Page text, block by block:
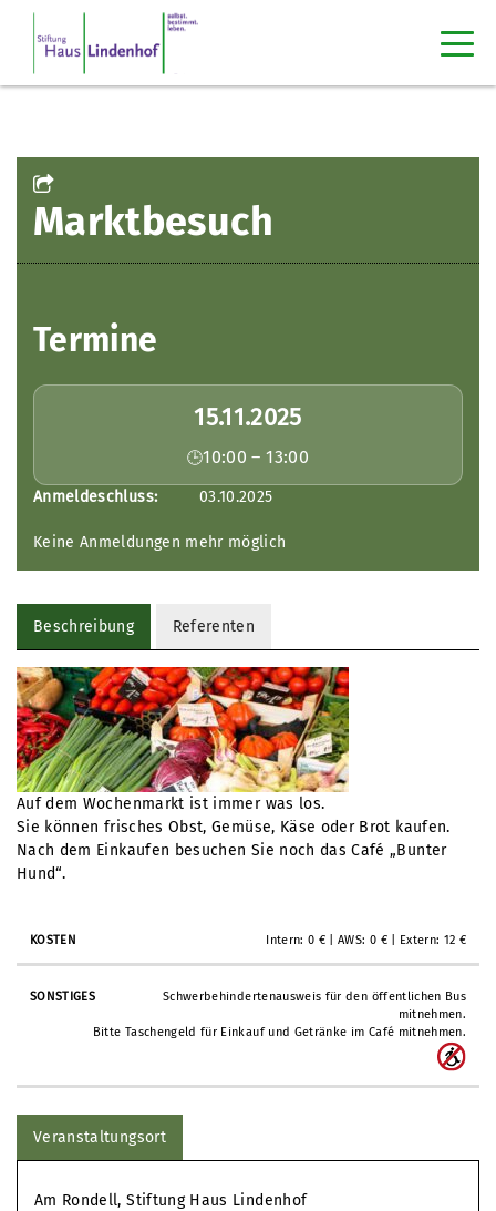
Marktbesuch
Termine
15.11.2025
10:00 – 13:00
Anmeldeschluss: 03.10.2025
Keine Anmeldungen mehr möglich
Beschreibung Referenten
Auf dem Wochenmarkt ist immer was los.
Sie können frisches Obst, Gemüse, Käse oder Brot kaufen.
Nach dem Einkaufen besuchen Sie noch das Café „Bunter
Hund“.
Intern: 0 € | AWS: 0 € | Extern: 12 €
Schwerbehindertenausweis für den öffentlichen Bus
mitnehmen.
Bitte Taschengeld für Einkauf und Getränke im Café mitnehmen.
Veranstaltungsort
Am Rondell, Stiftung Haus Lindenhof